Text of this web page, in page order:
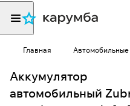
Главная
Аккумулятор
автомобильный